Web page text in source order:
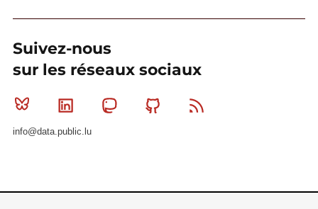
Suivez-nous
sur les réseaux sociaux
Bluesky Linkedin MastodonGithub
info@data.public.lu